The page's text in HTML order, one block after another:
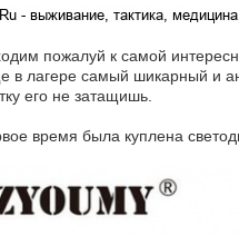
пожалуй к самой
в лагере самый шикарный и
его не затащишь.
время была куплена